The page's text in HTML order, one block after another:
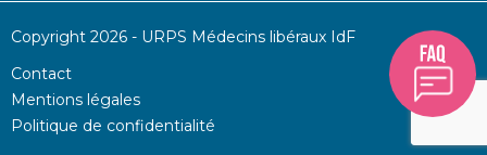
Copyright 2026 - URPS Médecins libéraux IdF
Contact
Mentions légales
Politique de confidentialité